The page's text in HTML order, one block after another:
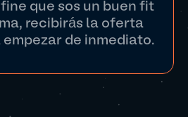
que sos un buen fit
recibirás la oferta
de inmediato.